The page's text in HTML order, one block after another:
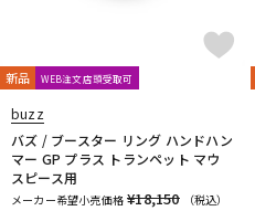
新品 WEB注文店頭受取可
buzz
バズ / ブースター リング ハンドハン
マー GP プラス トランペット マウ
スピース用
メーカー希望小売価格 ¥18,150
（税込）